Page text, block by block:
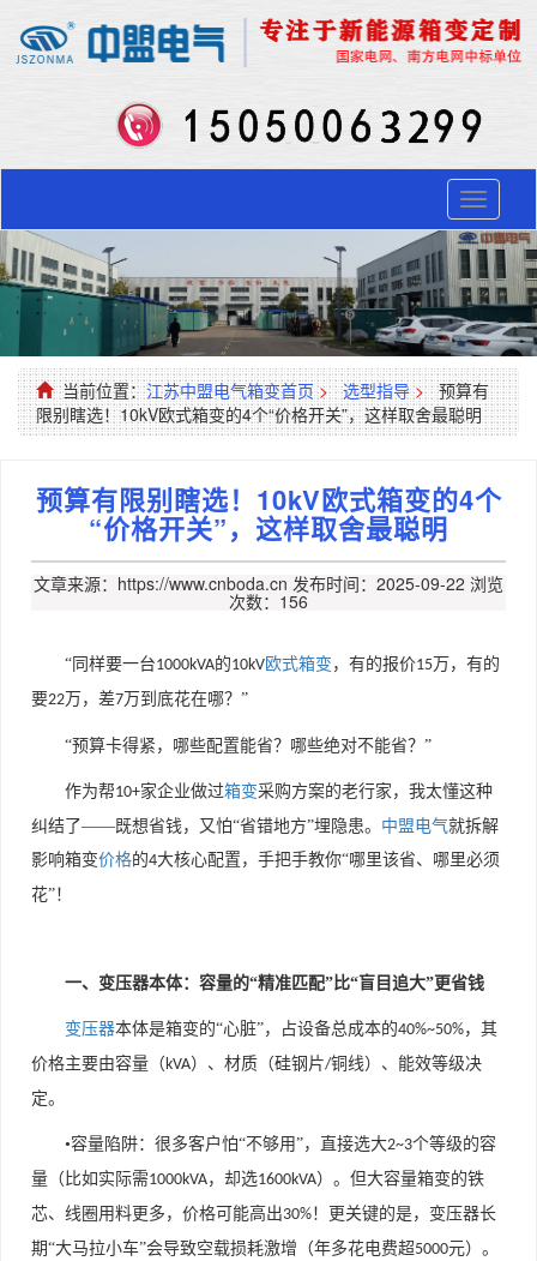
Toggle
当前位置：江苏中盟电气箱变首页 > 选型指导 > 预算有
限别瞎选！10kV欧式箱变的4个“价格开关”，这样取舍最聪明​
预算有限别瞎选！10kV欧式箱变的4个
“价格开关”，这样取舍最聪明​
文章来源：https://www.cnboda.cn 发布时间：2025-09-22 浏览
次数：156
“同样要一台1000kVA的10kV欧式箱变 ，有的报价15万，有的
要22万，差7万到底花在哪？”
“预算卡得紧，哪些配置能省？哪些绝对不能省？”
作为帮10+家企业做过箱变采购方案的老行家，我太懂这种
纠结了——既想省钱，又怕“省错地方”埋隐患。 中盟电气就拆解
影响箱变价格的4大核心配置，手把手教你“哪里该省、哪里必须
花”！
一、变压器本体：容量的“精准匹配”比“盲目追大”更省钱
变压器本体是箱变的“心脏”，占设备总成本的40%~50%，其
价格主要由容量（kVA）、材质（硅钢片/铜线）、能效等级决
定。
•容量陷阱：很多客户怕“不够用”，直接选大2~3个等级的容
量（比如实际需1000kVA，却选1600kVA）。但大容量箱变的铁
芯、线圈用料更多，价格可能高出30%！更关键的是，变压器长
期“大马拉小车”会导致空载损耗激增（年多花电费超5000元）。